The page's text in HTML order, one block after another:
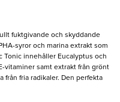
fuktgivande och skyddande
syror och marina extrakt som
Tonic innehåller Eucalyptus och
vitaminer samt extrakt från grönt
från fria radikaler. Den perfekta